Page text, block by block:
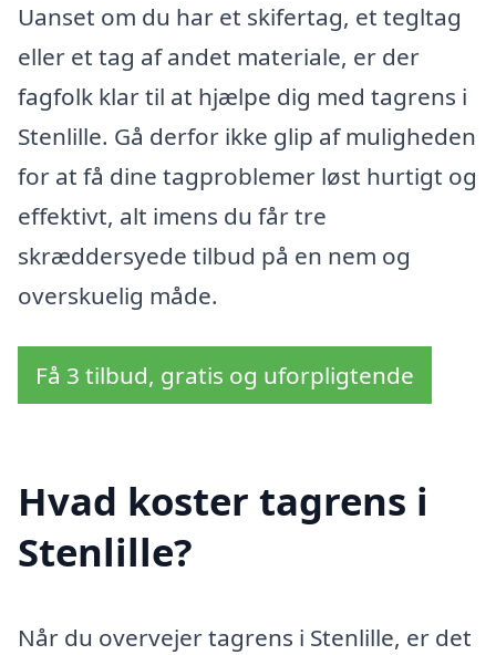
Uanset om du har et skifertag, et tegltag
eller et tag af andet materiale, er der
fagfolk klar til at hjælpe dig med tagrens i
Stenlille. Gå derfor ikke glip af muligheden
for at få dine tagproblemer løst hurtigt og
effektivt, alt imens du får tre
skræddersyede tilbud på en nem og
overskuelig måde.
Få 3 tilbud, gratis og uforpligtende
Hvad koster tagrens i
Stenlille?
Når du overvejer tagrens i Stenlille, er det